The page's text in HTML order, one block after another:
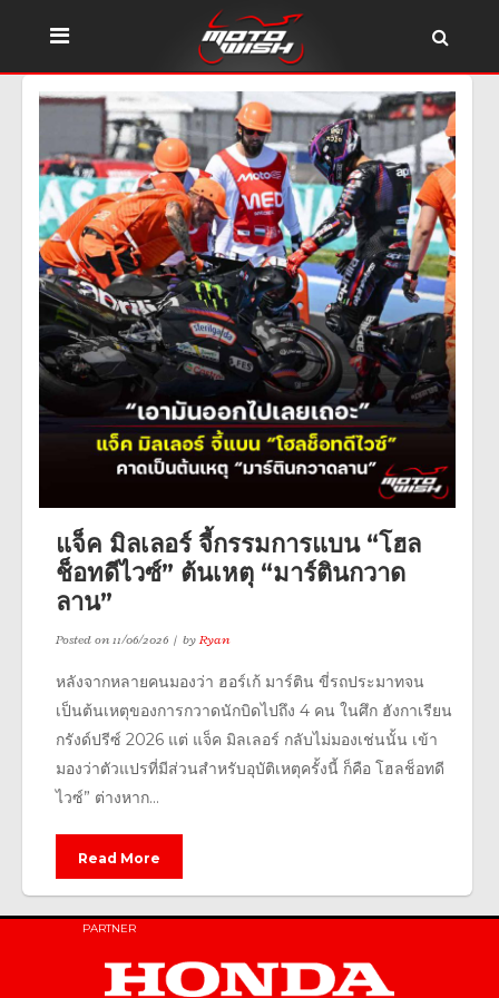
แจ็ค มิลเลอร์ จี้กรรมการแบน “โฮล
ช็อทดีไวซ์” ต้นเหตุ “มาร์ตินกวาด
ลาน”
Posted on11/06/2026 byRyan
หลังจากหลายคนมองว่า ฮอร์เก้ มาร์ติน ขี่รถประมาทจน
เป็นต้นเหตุของการกวาดนักบิดไปถึง 4 คน ในศึก ฮังกาเรียน
กรังด์ปรีซ์ 2026 แต่ แจ็ค มิลเลอร์ กลับไม่มองเช่นนั้น เข้า
มองว่าตัวแปรที่มีส่วนสำหรับอุบัติเหตุครั้งนี้ ก็คือ โฮลช็อทดี
ไวซ์” ต่างหาก...
Read More
PARTNER